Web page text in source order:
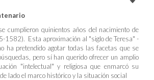
cumplieron quinientos años del nacimiento de
1582). Esta aproximación al "siglo de Teresa" -
ha pretendido agotar todas las facetas que se
pero sí han querido ofrecer un amplio
"intelectual" y religiosa que enmarcó su
lado el marco histórico y la situación social